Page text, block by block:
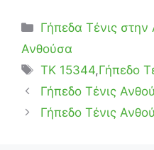
Κατηγορίες
Γήπεδα Τένις στην
Ανθούσα
Ετικέτες
TK 15344,Γήπεδο
Γήπεδο Τένις
Γήπεδο Τένις